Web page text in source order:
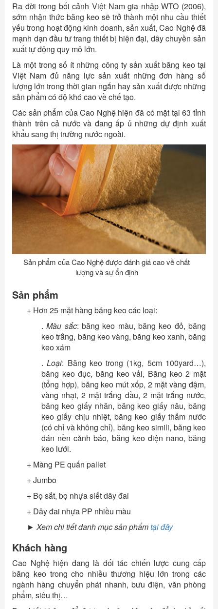
Ra đời trong bối cảnh Việt Nam gia nhập WTO (2006),
sớm nhận thức băng keo sẽ trở thành một nhu cầu thiết
yếu trong hoạt động kinh doanh, sản xuất, Cao Nghệ đã
mạnh dạn đầu tư trang thiết bị hiện đại, dây chuyền sản
xuất tự động quy mô lớn.
Là một trong số ít những công ty sản xuất băng keo tại
Việt Nam đủ năng lực sản xuất những đơn hàng số
lượng lớn trong thời gian ngắn hay sản xuất được những
sản phẩm có độ khó cao về chế tạo.
Các sản phẩm của Cao Nghệ hiện đã có mặt tại 63 tỉnh
thành trên cả nước và đang ấp ủ những dự định xuất
khẩu sang thị trường nước ngoài.
Sản phẩm của Cao Nghệ được đánh giá cao về chất
lượng và sự ổn định
Sản phẩm
+ Hơn 25 mặt hàng băng keo các loại:
.Màu sắc: băng keo màu, băng keo đỏ, băng
keo trắng, băng keo vàng, băng keo xanh, băng
keo xám
.Loại: Băng keo trong (1kg, 5cm 100yard…),
băng keo đục, băng keo vải, Băng keo 2 mặt
(tổng hợp), băng keo mút xốp, 2 mặt vàng đậm,
vàng nhạt, 2 mặt trắng dầu, 2 mặt trắng nước,
băng keo giấy nhăn, băng keo giấy nâu, băng
keo giấy chịu nhiệt, băng keo giấy thấm nước
(có chỉ và không chỉ), băng keo simili, băng keo
dán nền cảnh báo, băng keo điện nano, băng
keo lưới.
+ Màng PE quấn pallet
+ Jumbo
+ Bọ sắt, bọ nhựa siết dây đai
+ Dây đai nhựa PP nhiều màu
► Xem chi tiết danh mục sản phẩmtại đây
Khách hàng
Cao Nghệ hiện đang là đối tác chiến lược cung cấp
băng keo trong cho nhiều thương hiệu lớn trong các
ngành hàng chuyển phát nhanh, bưu điện, văn phòng
phẩm, siêu thị…